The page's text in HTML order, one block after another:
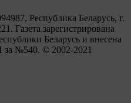
Республика Беларусь, г.
Газета зарегистрирована
Беларусь и внесена
за №540. © 2002-2021